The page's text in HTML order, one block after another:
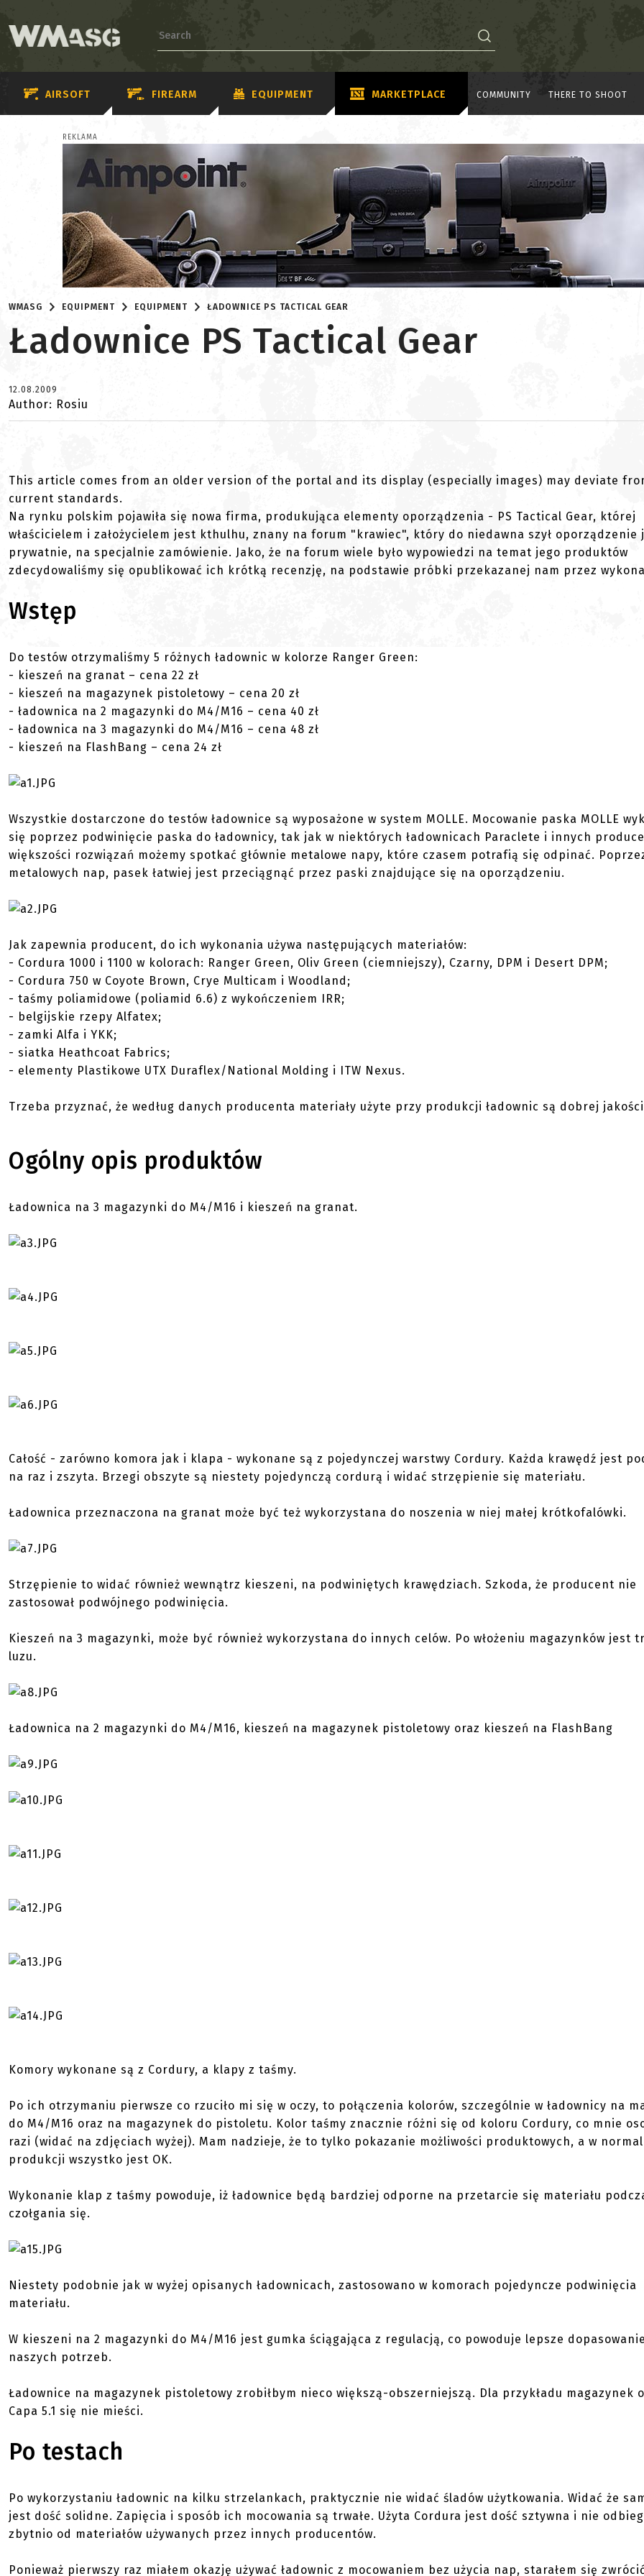
AIRSOFT FIREARM EQUIPMENT MARKETPLACE COMMUNITY THERE TO SHOOT
REKLAMA
WMASG EQUIPMENT EQUIPMENT ŁADOWNICE PS TACTICAL GEAR
Ładownice PS Tactical Gear
12.08.2009
Author: Rosiu
This article comes from an older version of the portal and its display (especially images) may deviate
current standards.
Na rynku polskim pojawiła się nowa firma, produkująca elementy oporządzenia - PS Tactical Gear, której
właścicielem i założycielem jest kthulhu, znany na forum "krawiec", który do niedawna szył oporządzenie
prywatnie, na specjalnie zamówienie. Jako, że na forum wiele było wypowiedzi na temat jego produktów
zdecydowaliśmy się opublikować ich krótką recenzję, na podstawie próbki przekazanej nam przez
Wstęp
Do testów otrzymaliśmy 5 różnych ładownic w kolorze Ranger Green:
- kieszeń na granat – cena 22 zł
- kieszeń na magazynek pistoletowy – cena 20 zł
- ładownica na 2 magazynki do M4/M16 – cena 40 zł
- ładownica na 3 magazynki do M4/M16 – cena 48 zł
- kieszeń na FlashBang – cena 24 zł
Wszystkie dostarczone do testów ładownice są wyposażone w system MOLLE. Mocowanie paska MOLLE
się poprzez podwinięcie paska do ładownicy, tak jak w niektórych ładownicach Paraclete i innych
większości rozwiązań możemy spotkać głównie metalowe napy, które czasem potrafią się odpinać.
metalowych nap, pasek łatwiej jest przeciągnąć przez paski znajdujące się na oporządzeniu.
Jak zapewnia producent, do ich wykonania używa następujących materiałów:
- Cordura 1000 i 1100 w kolorach: Ranger Green, Oliv Green (ciemniejszy), Czarny, DPM i Desert DPM;
- Cordura 750 w Coyote Brown, Crye Multicam i Woodland;
- taśmy poliamidowe (poliamid 6.6) z wykończeniem IRR;
- belgijskie rzepy Alfatex;
- zamki Alfa i YKK;
- siatka Heathcoat Fabrics;
- elementy Plastikowe UTX Duraflex/National Molding i ITW Nexus.
Trzeba przyznać, że według danych producenta materiały użyte przy produkcji ładownic są dobrej
Ogólny opis produktów
Ładownica na 3 magazynki do M4/M16 i kieszeń na granat.
Całość - zarówno komora jak i klapa - wykonane są z pojedynczej warstwy Cordury. Każda krawędź jest
na raz i zszyta. Brzegi obszyte są niestety pojedynczą cordurą i widać strzępienie się materiału.
Ładownica przeznaczona na granat może być też wykorzystana do noszenia w niej małej krótkofalówki.
Strzępienie to widać również wewnątrz kieszeni, na podwiniętych krawędziach. Szkoda, że producent nie
zastosował podwójnego podwinięcia.
Kieszeń na 3 magazynki, może być również wykorzystana do innych celów. Po włożeniu magazynków jest
luzu.
Ładownica na 2 magazynki do M4/M16, kieszeń na magazynek pistoletowy oraz kieszeń na FlashBang
Komory wykonane są z Cordury, a klapy z taśmy.
Po ich otrzymaniu pierwsze co rzuciło mi się w oczy, to połączenia kolorów, szczególnie w ładownicy na
do M4/M16 oraz na magazynek do pistoletu. Kolor taśmy znacznie różni się od koloru Cordury, co mnie
razi (widać na zdjęciach wyżej). Mam nadzieje, że to tylko pokazanie możliwości produktowych, a w
produkcji wszystko jest OK.
Wykonanie klap z taśmy powoduje, iż ładownice będą bardziej odporne na przetarcie się materiału
czołgania się.
Niestety podobnie jak w wyżej opisanych ładownicach, zastosowano w komorach pojedyncze podwinięcia
materiału.
W kieszeni na 2 magazynki do M4/M16 jest gumka ściągająca z regulacją, co powoduje lepsze
naszych potrzeb.
Ładownice na magazynek pistoletowy zrobiłbym nieco większą-obszerniejszą. Dla przykładu magazynek
Capa 5.1 się nie mieści.
Po testach
Po wykorzystaniu ładownic na kilku strzelankach, praktycznie nie widać śladów użytkowania. Widać że
jest dość solidne. Zapięcia i sposób ich mocowania są trwałe. Użyta Cordura jest dość sztywna i nie
zbytnio od materiałów używanych przez innych producentów.
Ponieważ pierwszy raz miałem okazję używać ładownic z mocowaniem bez użycia nap, starałem się zwrócić